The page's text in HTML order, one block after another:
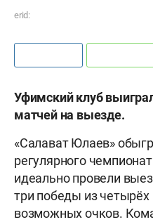
erid:
Уфимский клуб
матчей на выезде.
«Салават Юлаев»
регулярного
идеально провели
три победы из четырёх
возможных очков.